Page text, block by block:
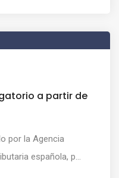
a partir de
por la Agencia
española, p...